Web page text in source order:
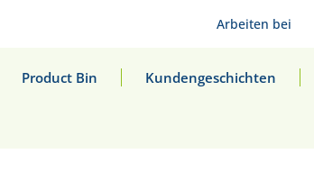
Arbeiten bei
Product Bin Kundengeschichten